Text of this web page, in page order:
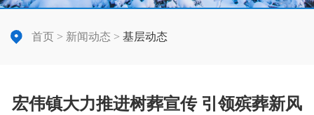
首页 > 新闻动态 > 基层动态
宏伟镇大力推进树葬宣传 引领殡葬新风